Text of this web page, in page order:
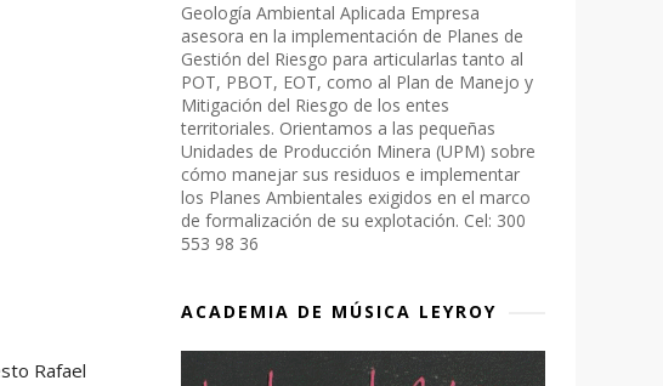
Rafael
Geología Ambiental Aplicada Empresa
asesora en la implementación de Planes de
Gestión del Riesgo para articularlas tanto al
POT, PBOT, EOT, como al Plan de Manejo y
Mitigación del Riesgo de los entes
territoriales. Orientamos a las pequeñas
Unidades de Producción Minera (UPM) sobre
cómo manejar sus residuos e implementar
los Planes Ambientales exigidos en el marco
de formalización de su explotación. Cel: 300
553 98 36
ACADEMIA DE MÚSICA LEYROY